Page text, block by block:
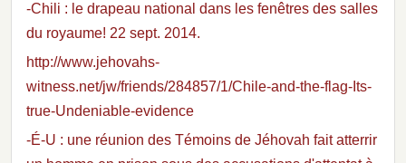
-Chili : le drapeau national dans les fenêtres des salles
du royaume! 22 sept. 2014.
http://www.jehovahs-
witness.net/jw/friends/284857/1/Chile-and-the-flag-Its-
true-Undeniable-evidence
-É-U : une réunion des Témoins de Jéhovah fait atterrir